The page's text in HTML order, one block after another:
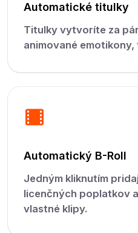
Automatické titulky
Titulky vytvoríte za
animované emotikony,
Automatický B-Roll
Jedným kliknutím
licenčných poplatkov
vlastné klipy.